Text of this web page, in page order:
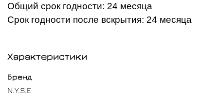
Общий срок годности: 24 месяца
Срок годности после вскрытия: 24 месяца
Характеристики
Бренд
N.Y.S.E